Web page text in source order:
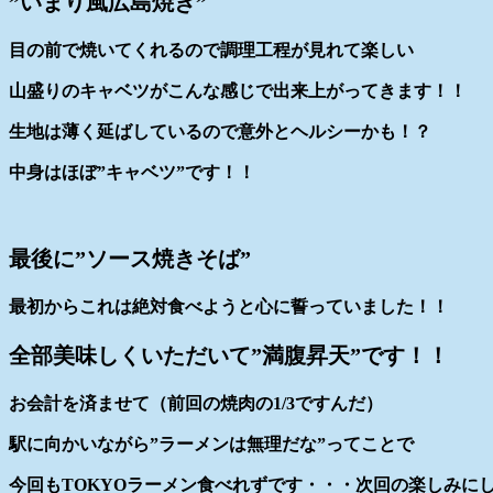
目の前で焼いてくれるので調理工程が見れて楽しい
山盛りのキャベツがこんな感じで出来上がってきます！！
生地は薄く延ばしているので意外とヘルシーかも！？
中身はほぼ”キャベツ”です！！
最後に”ソース焼きそば”
最初からこれは絶対食べようと心に誓っていました！！
全部美味しくいただいて”満腹昇天”です！！
お会計を済ませて（前回の焼肉の1/3ですんだ）
駅に向かいながら”ラーメンは無理だな”ってことで
今回もTOKYOラーメン食べれずです・・・次回の楽しみに